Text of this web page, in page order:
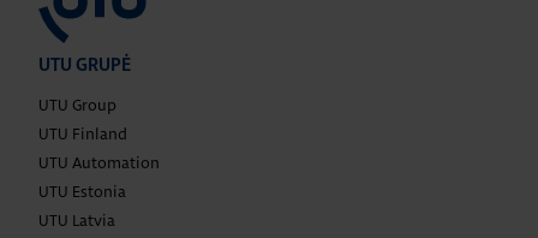
UTU GRUPĖ
UTU Group
UTU Finland
UTU Automation
UTU Estonia
UTU Latvia